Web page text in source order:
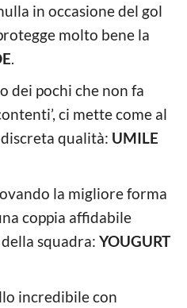
in occasione del gol
molto bene la
.
dei pochi che non fa
ci mette come al
qualità: UMILE
la migliore forma
coppia affidabile
squadra: YOUGURT
incredibile con